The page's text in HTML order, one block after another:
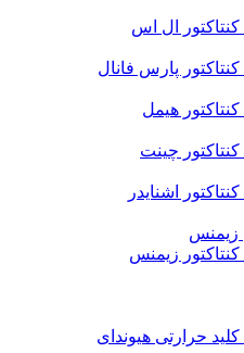
ال اس
پارس فانال
هیمل
چینت
اشنایدر
زیمنس
زیمنس
حرارتی هیوندای